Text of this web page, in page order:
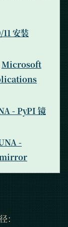
安装
Microsoft
- PyPI 镜
-